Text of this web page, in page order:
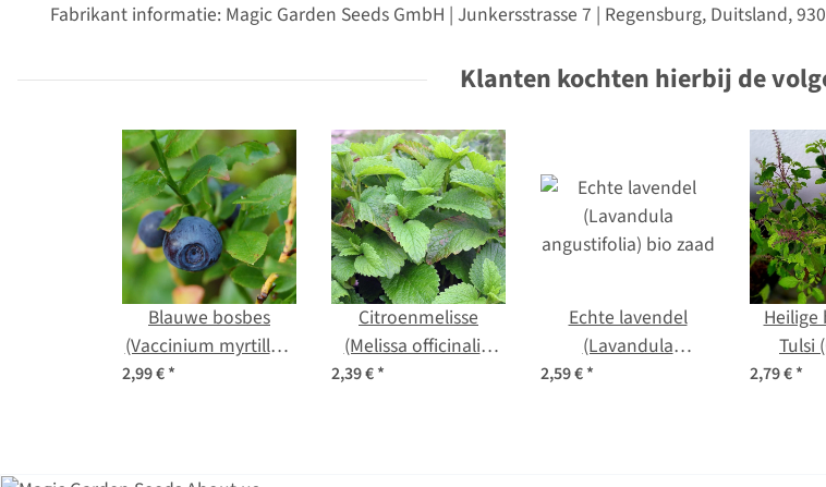
Fabrikant informatie: Magic Garden Seeds GmbH | Junkersstrasse 7 | Regensburg, Duitsland,
Klanten kochten hierbij de
Blauwe bosbes
(Vaccinium myrtillus)
2,99 €*
Citroenmelisse
(Melissa officinalis)
2,39 €*
Echte lavendel
(Lavandula
angustifolia) bio zaad
2,59 €*
Heilige
Tulsi
2,79 €*